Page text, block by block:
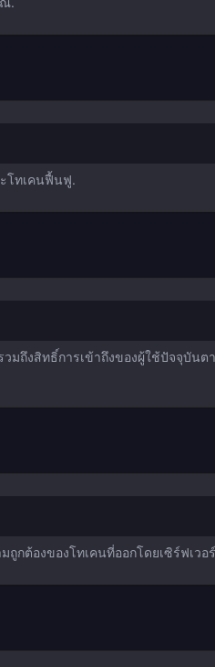
โทเคนฟื้นฟู.
ถึงสิทธิ์การเข้าถึงของผู้ใช้ปัจจุบันต
กต้องของโทเคนที่ออกโดยเซิร์ฟเว